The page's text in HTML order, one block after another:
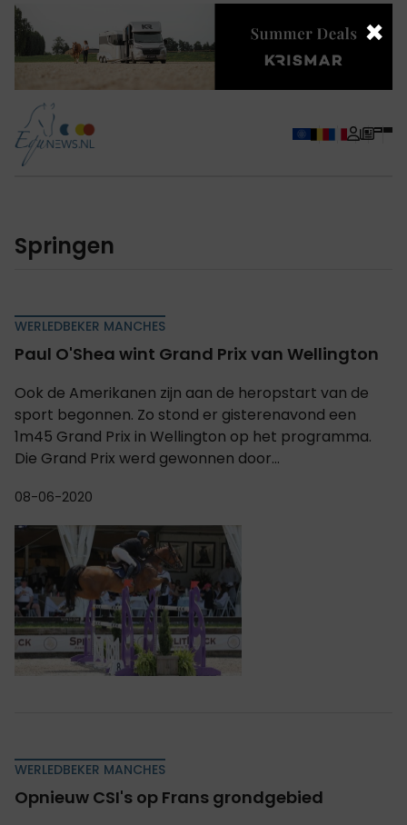
Springen
WERLEDBEKER MANCHES
Paul O'Shea wint Grand Prix van Wellington
Ook de Amerikanen zijn aan de heropstart van de
sport begonnen. Zo stond er gisterenavond een
1m45 Grand Prix in Wellington op het programma.
Die Grand Prix werd gewonnen door...
08-06-2020
WERLEDBEKER MANCHES
Opnieuw CSI's op Frans grondgebied
×